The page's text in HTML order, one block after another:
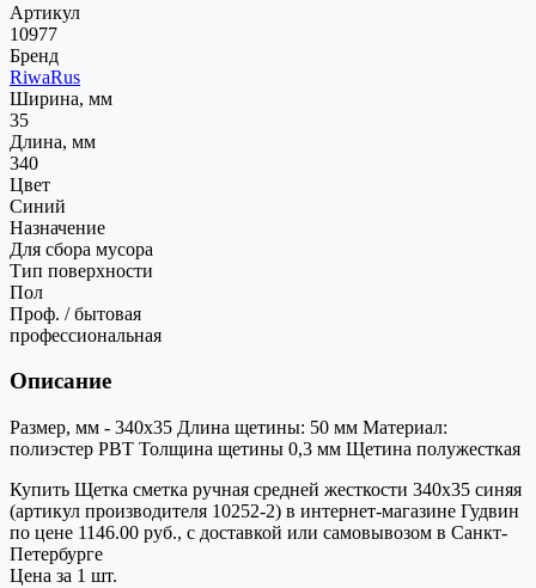
Артикул
10977
Бренд
RiwaRus
Ширина, мм
35
Длина, мм
340
Цвет
Синий
Назначение
Для сбора мусора
Тип поверхности
Пол
Проф. / бытовая
профессиональная
Описание
Размер, мм - 340х35 Длина щетины: 50 мм Материал:
полиэстер РВТ Толщина щетины 0,3 мм Щетина полужесткая
Купить Щетка сметка ручная средней жесткости 340х35 синяя
(артикул производителя 10252-2) в интернет-магазине Гудвин
по цене 1146.00 руб., с доставкой или самовывозом в Санкт-
Петербурге
Цена за 1 шт.